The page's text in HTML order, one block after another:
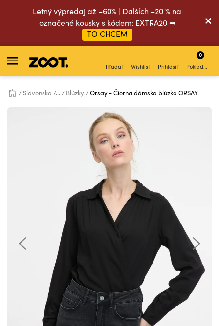
Letný výpredaj až –60% | Dalších –20 % na
označené kousky s kódem: EXTRA20 ➡
TO CHCEM
Hľadať Wishlist Prihlásiť Pokladňa
0
Slovensko ... Blúzky Orsay - Čierna dámska blúzka ORSAY